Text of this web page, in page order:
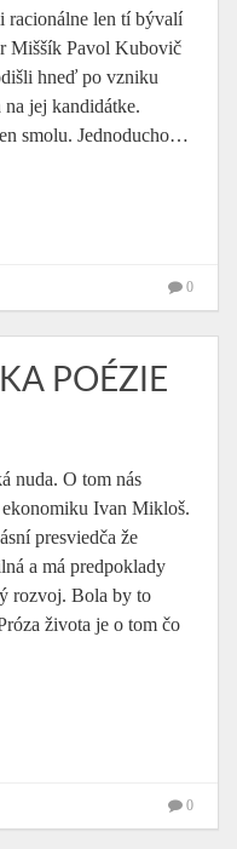
racionálne len tí bývalí
Miššík Pavol Kubovič
hneď po vzniku
jej kandidátke.
smolu. Jednoducho…
0
POÉZIE
nuda. O tom nás
ekonomiku Ivan Mikloš.
presviedča že
a má predpoklady
rozvoj. Bola by to
života je o tom čo
0